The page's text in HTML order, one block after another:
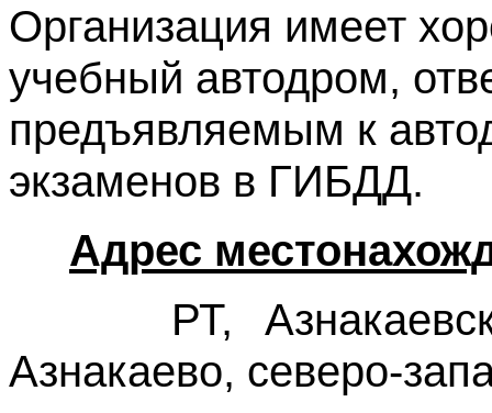
Организация имеет
учебный автодром,
предъявляемым к
экзаменов в ГИБДД.
Адрес
РТ,
Азнакаево, северо-